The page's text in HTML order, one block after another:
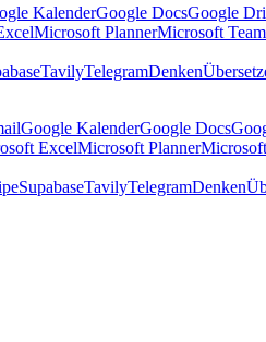
KalenderGoogle DocsGoogle
Microsoft PlannerMicrosoft
TavilyTelegramDenken
Google KalenderGoogle Docs
ExcelMicrosoft Planner
SupabaseTavilyTelegramDenken